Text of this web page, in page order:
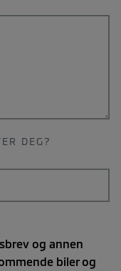
DEG?
og annen
biler og